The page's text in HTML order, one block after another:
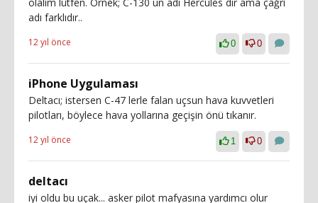
adı farklıdır..
12 yıl önce 0 0
iPhone Uygulaması
Deltacı; istersen C-47 lerle falan uçsun hava kuvvetleri
pilotları, böylece hava yollarına geçişin önü tıkanır.
12 yıl önce 1 0
deltacı
iyi oldu bu uçak... asker pilot mafyasına yardımcı olur